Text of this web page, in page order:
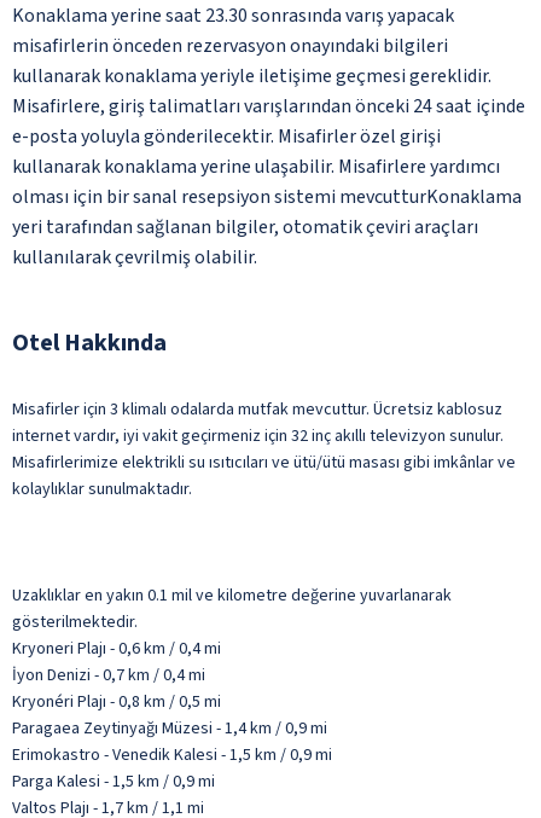
Konaklama yerine saat 23.30 sonrasında varış yapacak
misafirlerin önceden rezervasyon onayındaki bilgileri
kullanarak konaklama yeriyle iletişime geçmesi gereklidir.
Misafirlere, giriş talimatları varışlarından önceki 24 saat içinde
e-posta yoluyla gönderilecektir. Misafirler özel girişi
kullanarak konaklama yerine ulaşabilir. Misafirlere yardımcı
olması için bir sanal resepsiyon sistemi mevcutturKonaklama
yeri tarafından sağlanan bilgiler, otomatik çeviri araçları
kullanılarak çevrilmiş olabilir.
Otel Hakkında
Misafirler için 3 klimalı odalarda mutfak mevcuttur. Ücretsiz kablosuz
internet vardır, iyi vakit geçirmeniz için 32 inç akıllı televizyon sunulur.
Misafirlerimize elektrikli su ısıtıcıları ve ütü/ütü masası gibi imkânlar ve
kolaylıklar sunulmaktadır.
Uzaklıklar en yakın 0.1 mil ve kilometre değerine yuvarlanarak
gösterilmektedir.
Kryoneri Plajı - 0,6 km / 0,4 mi
İyon Denizi - 0,7 km / 0,4 mi
Kryonéri Plajı - 0,8 km / 0,5 mi
Paragaea Zeytinyağı Müzesi - 1,4 km / 0,9 mi
Erimokastro - Venedik Kalesi - 1,5 km / 0,9 mi
Parga Kalesi - 1,5 km / 0,9 mi
Valtos Plajı - 1,7 km / 1,1 mi